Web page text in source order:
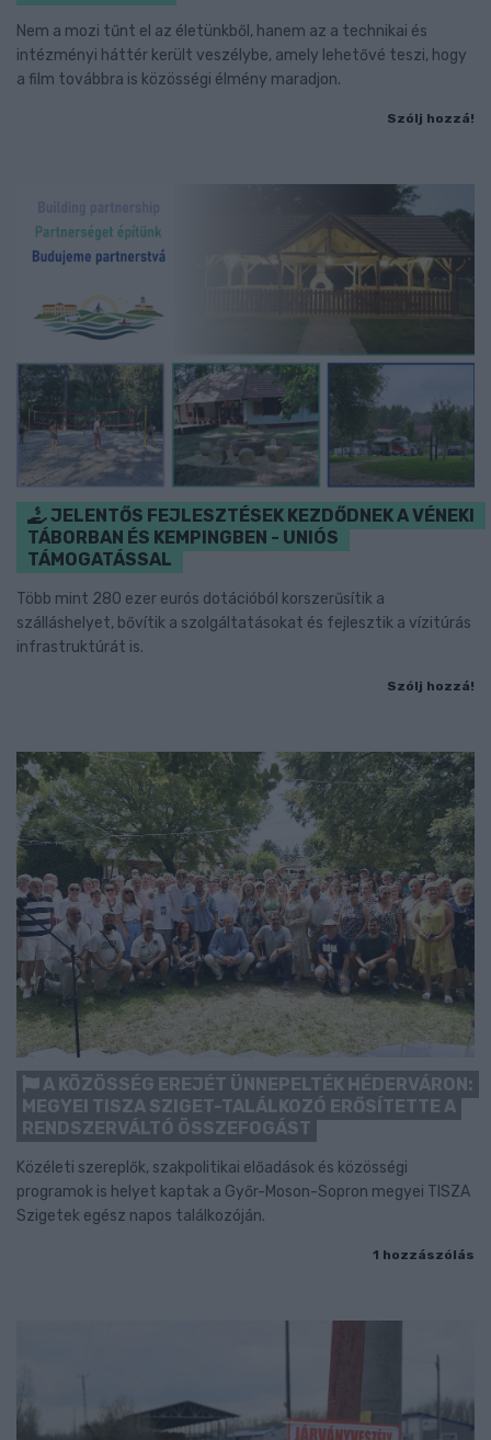
Nem a mozi tűnt el az életünkből, hanem az a technikai és
intézményi háttér került veszélybe, amely lehetővé teszi, hogy
a film továbbra is közösségi élmény maradjon.
Szólj hozzá!
JELENTŐS FEJLESZTÉSEK KEZDŐDNEK A VÉNEKI
TÁBORBAN ÉS KEMPINGBEN - UNIÓS
TÁMOGATÁSSAL
Több mint 280 ezer eurós dotációból korszerűsítik a
szálláshelyet, bővítik a szolgáltatásokat és fejlesztik a vízitúrás
infrastruktúrát is.
Szólj hozzá!
A KÖZÖSSÉG EREJÉT ÜNNEPELTÉK HÉDERVÁRON:
MEGYEI TISZA SZIGET-TALÁLKOZÓ ERŐSÍTETTE A
RENDSZERVÁLTÓ ÖSSZEFOGÁST
Közéleti szereplők, szakpolitikai előadások és közösségi
programok is helyet kaptak a Győr-Moson-Sopron megyei TISZA
Szigetek egész napos találkozóján.
1 hozzászólás